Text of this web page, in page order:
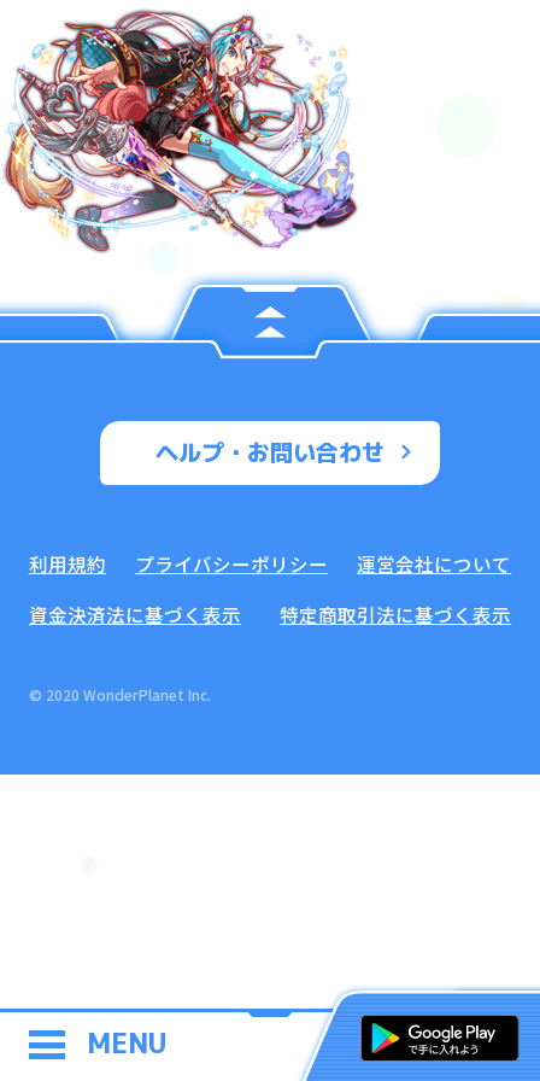
MENU
ヘルプ・お問い合わせ
利用規約 プライバシーポリシー
運営会社について
資金決済法に基づく表示
特定商取引法に基づく表示
© 2020 WonderPlanet Inc.